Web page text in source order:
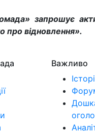
запрошує
про відновлення».
Важливо